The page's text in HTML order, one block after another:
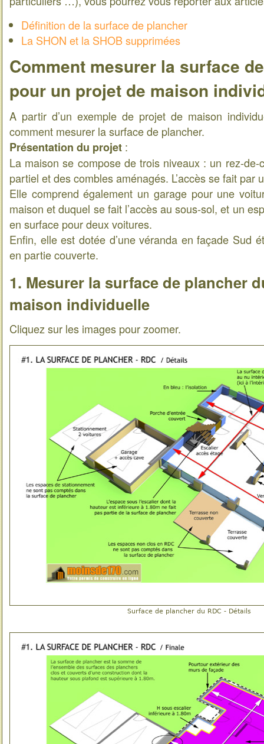
Définition de la surface de plancher
La SHON et la SHOB supprimées
Comment mesurer la surface
pour un projet de maison
A partir d’un exemple de projet de maison
comment mesurer la surface de plancher.
Présentation du projet :
La maison se compose de trois niveaux : un rez-de-
partiel et des combles aménagés. L’accès se fait par
Elle comprend également un garage pour une
maison et duquel se fait l’accès au sous-sol, et un
en surface pour deux voitures.
Enfin, elle est dotée d’une véranda en façade Sud
en partie couverte.
1. Mesurer la surface de plancher
maison individuelle
Cliquez sur les images pour zoomer.
Surface de plancher du RDC - Détails